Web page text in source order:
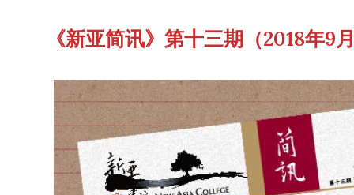
《新亚简讯》第十三期（2018年9